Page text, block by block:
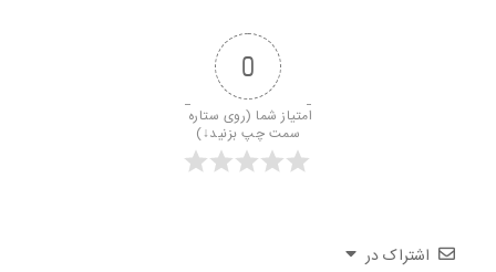
0
امتیاز شما (روی ستاره
سمت چپ بزنید↓)
اشتراک در